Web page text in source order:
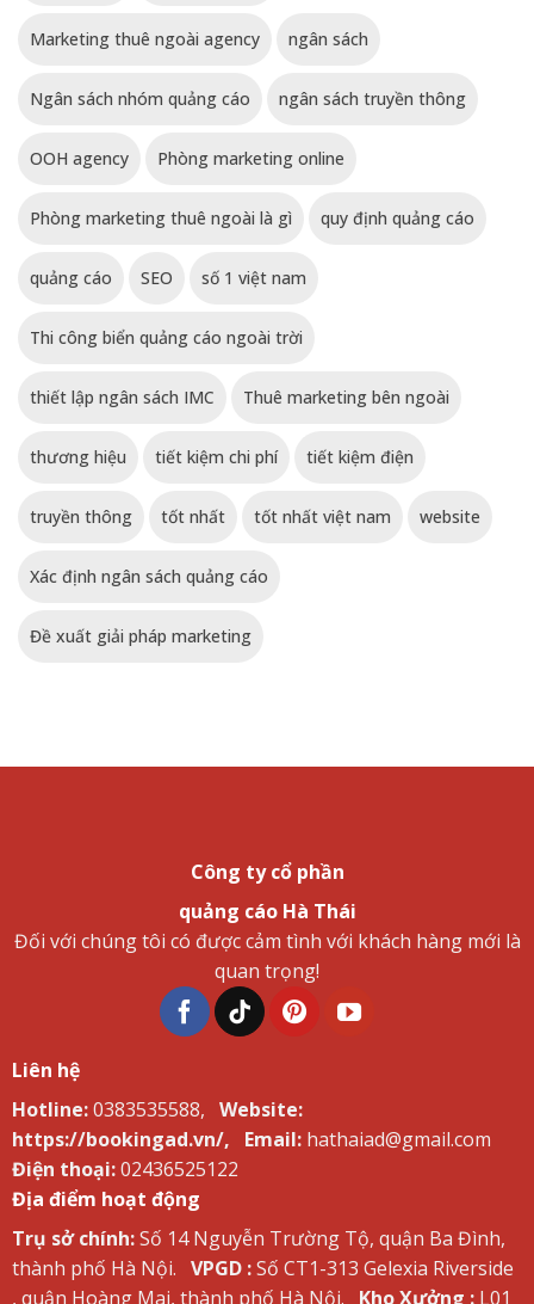
Marketing thuê ngoài agency ngân sách
Ngân sách nhóm quảng cáo ngân sách truyền thông
OOH agency Phòng marketing online
Phòng marketing thuê ngoài là gì quy định quảng cáo
quảng cáo SEO số 1 việt nam
Thi công biển quảng cáo ngoài trời
thiết lập ngân sách IMC Thuê marketing bên ngoài
thương hiệu tiết kiệm chi phí tiết kiệm điện
truyền thông tốt nhất tốt nhất việt nam website
Xác định ngân sách quảng cáo
Đề xuất giải pháp marketing
Công ty cổ phần
quảng cáo Hà Thái
Đối với chúng tôi có được cảm tình với khách hàng mới là
quan trọng!
Liên hệ
Hotline:0383535588, Website:
https://bookingad.vn/,
Email: hathaiad@gmail.com
Điện thoại:02436525122
Địa điểm hoạt động
Trụ sở chính:Số 14 Nguyễn Trường Tộ, quận Ba Đình,
thành phố Hà Nội. VPGD :Số CT1-313 Gelexia Riverside
, quận Hoàng Mai, thành phố Hà Nội.
Kho Xưởng :L01